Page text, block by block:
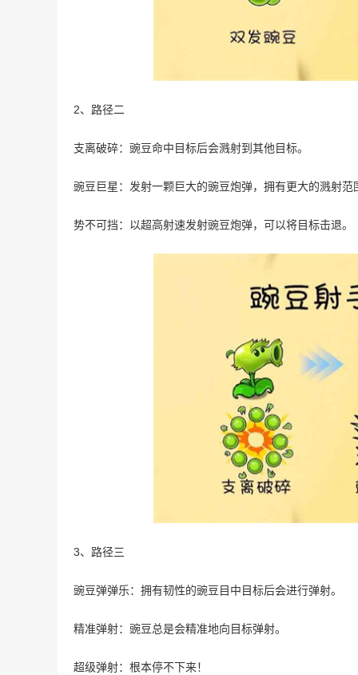
2、路径二
支离破碎：豌豆命中目标后会溅射到其他目标。
豌豆巨星：发射一颗巨大的豌豆炮弹，拥有更大的溅射范
势不可挡：以超高射速发射豌豆炮弹，可以将目标击退。
3、路径三
豌豆弹弹乐：拥有韧性的豌豆目中目标后会进行弹射。
精准弹射：豌豆总是会精准地向目标弹射。
超级弹射：根本停不下来！